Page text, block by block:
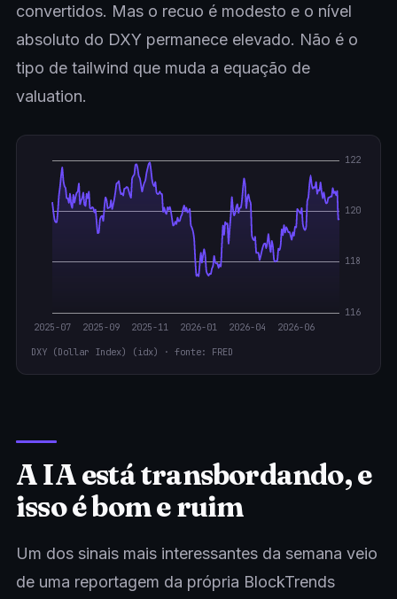
convertidos. Mas o recuo é modesto e o nível
absoluto do DXY permanece elevado. Não é o
tipo de tailwind que muda a equação de
valuation.
DXY (Dollar Index) (idx) · fonte: FRED
A IA está transbordando, e
isso é bom e ruim
Um dos sinais mais interessantes da semana veio
de uma reportagem da própria BlockTrends